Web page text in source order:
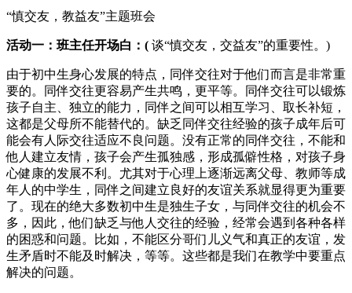
“慎交友，教益友”主题班会
活动一：班主任开场白：( 谈“慎交友，交益友”的重要性。)
由于初中生身心发展的特点，同伴交往对于他们而言是非常重
要的。同伴交往更容易产生共鸣，更平等。同伴交往可以锻炼
孩子自主、独立的能力，同伴之间可以相互学习、取长补短，
这都是父母所不能替代的。缺乏同伴交往经验的孩子成年后可
能会有人际交往适应不良问题。没有正常的同伴交往，不能和
他人建立友情，孩子会产生孤独感，形成孤僻性格，对孩子身
心健康的发展不利。尤其对于心理上逐渐远离父母、教师等成
年人的中学生，同伴之间建立良好的友谊关系就显得更为重要
了。现在的绝大多数初中生是独生子女，与同伴交往的机会不
多，因此，他们缺乏与他人交往的经验，经常会遇到各种各样
的困惑和问题。比如，不能区分哥们儿义气和真正的友谊，发
生矛盾时不能及时解决，等等。这些都是我们在教学中要重点
解决的问题。